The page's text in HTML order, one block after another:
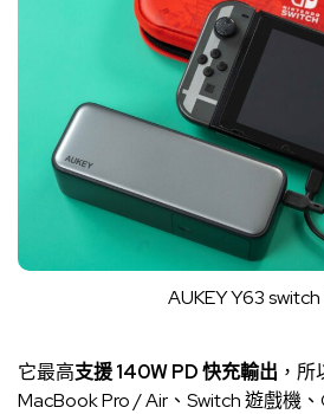
AUKEY Y63
它最高支援 140W PD 快充輸出 ，
MacBook Pro / Air、Switch 遊戲機